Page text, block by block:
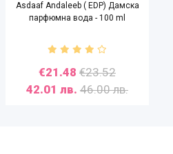
Asdaaf Andaleeb ( EDP) Дамска
парфюмна вода - 100 ml
€21.48 €23.52
42.01 лв. 46.00 лв.